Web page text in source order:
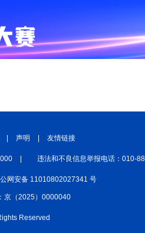
声明 友情链接
违法和不良信息举报电话：010-
网安备 11010802027341 号
京（2025）0000040
Reserved